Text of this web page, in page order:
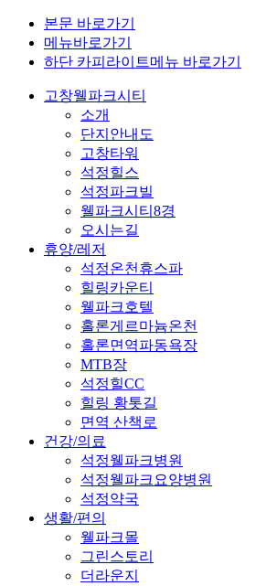
본문 바로가기
메뉴바로가기
하단 카피라이트메뉴 바로가기
고창웰파크시티
소개
단지안내도
고창타워
석정힐스
석정파크빌
웰파크시티8경
오시는길
휴양/레저
석정온천휴스파
힐링카운티
웰파크호텔
홀론게르마늄온천
홀론면역파동욕장
MTB장
석정힐CC
힐링 황톳길
면역 산책로
건강/의료
석정웰파크병원
석정웰파크요양병원
석정약국
생활/편의
웰파크몰
그린스토리
더라운지